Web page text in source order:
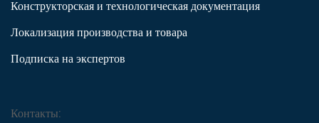
Конструкторская и технологическая документация
Локализация производства и товара
Подписка на экспертов
Контакты: